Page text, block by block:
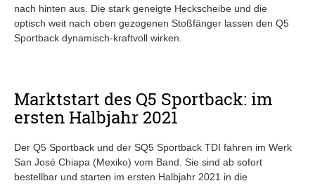
nach hinten aus. Die stark geneigte Heckscheibe und die
optisch weit nach oben gezogenen Stoßfänger lassen den Q5
Sportback dynamisch-kraftvoll wirken.
Marktstart des Q5 Sportback: im
ersten Halbjahr 2021
Der Q5 Sportback und der SQ5 Sportback TDI fahren im Werk
San José Chiapa (Mexiko) vom Band. Sie sind ab sofort
bestellbar und starten im ersten Halbjahr 2021 in die